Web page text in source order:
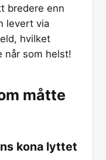
bredere enn
levert via
hvilket
når som helst!
måtte
kona lyttet